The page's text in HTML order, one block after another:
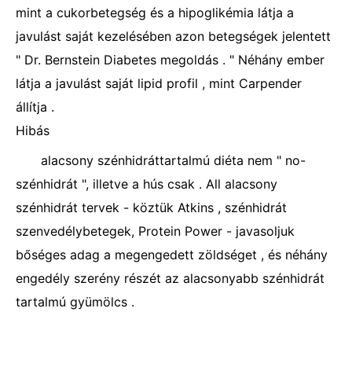
mint a cukorbetegség és a hipoglikémia látja a
javulást saját kezelésében azon betegségek jelentett
" Dr. Bernstein Diabetes megoldás . " Néhány ember
látja a javulást saját lipid profil , mint Carpender
állítja .
Hibás
alacsony szénhidráttartalmú diéta nem " no-
szénhidrát ", illetve a hús csak . All alacsony
szénhidrát tervek - köztük Atkins , szénhidrát
szenvedélybetegek, Protein Power - javasoljuk
bőséges adag a megengedett zöldséget , és néhány
engedély szerény részét az alacsonyabb szénhidrát
tartalmú gyümölcs .